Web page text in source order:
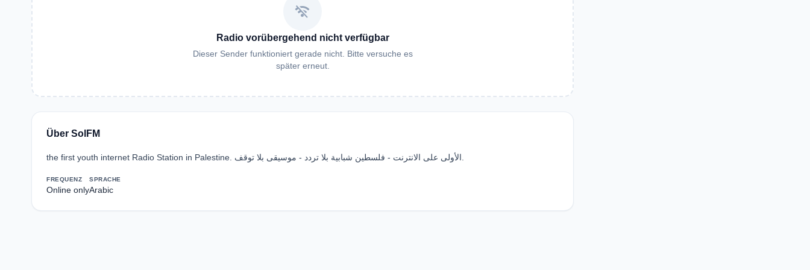
wifi_off
Radio vorübergehend nicht verfügbar
Dieser Sender funktioniert gerade nicht. Bitte versuche es
später erneut.
Über SolFM
FREQUENZ
Online only
SPRACHE
Arabic